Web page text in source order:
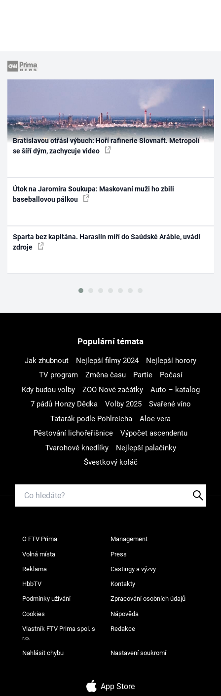
Bratislavou otřásl výbuch: Hoří rafinerie Slovnaft. Metropolí
se šíří dým, zachycuje video
Útok na Jaromíra Soukupa: Maskovaní muži ho zbili
baseballovou pálkou
Sparta bez kapitána. Haraslín míří do Saúdské Arábie, uvádí
zdroje
Populární témata
Jak zhubnout Nejlepší filmy 2024
Nejlepší horory
TV program
Změna času Partie
Počasí
Kdy budou volby
ZOO Nové začátky
Auto – katalog
7 pádů Honzy Dědka
Volby 2025
Svařené víno
Tatarák podle Pohlreicha
Aloe vera
Pěstování lichořeřišnice
Výpočet ascendentu
Tvarohové knedlíky
Nejlepší palačinky
Švestkový koláč
O FTV Prima Management
Volná místa Press
Reklama Castingy a výzvy
HbbTV Kontakty
Podmínky užívání Zpracování osobních údajů
Cookies Nápověda
Vlastník FTV Prima spol. s
r.o.
Redakce
Nahlásit chybu Nastavení soukromí
App Store